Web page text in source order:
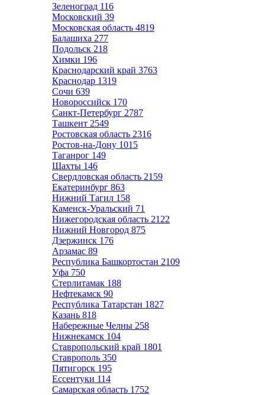
Зеленоград 116
Московский 39
Московская область 4819
Балашиха 277
Подольск 218
Химки 196
Краснодарский край 3763
Краснодар 1319
Сочи 639
Новороссийск 170
Санкт-Петербург 2787
Ташкент 2549
Ростовская область 2316
Ростов-на-Дону 1015
Таганрог 149
Шахты 146
Свердловская область 2159
Екатеринбург 863
Нижний Тагил 158
Каменск-Уральский 71
Нижегородская область 2122
Нижний Новгород 875
Дзержинск 176
Арзамас 89
Республика Башкортостан 2109
Уфа 750
Стерлитамак 188
Нефтекамск 90
Республика Татарстан 1827
Казань 818
Набережные Челны 258
Нижнекамск 104
Ставропольский край 1801
Ставрополь 350
Пятигорск 195
Ессентуки 114
Самарская область 1752